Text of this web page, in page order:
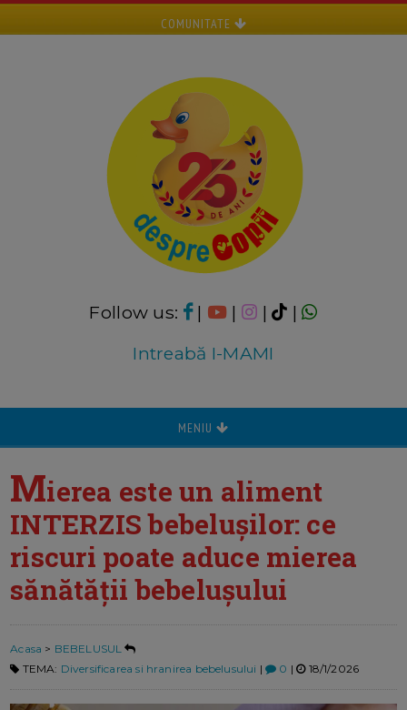
COMUNITATE
Follow us: | | |
|
Intreabă I-MAMI
MENIU
Mierea este un aliment
INTERZIS bebelușilor: ce
riscuri poate aduce mierea
sănătății bebelușului
Acasa > BEBELUSUL
TEMA: Diversificarea si hranirea bebelusului | 0 | 18/1/2026